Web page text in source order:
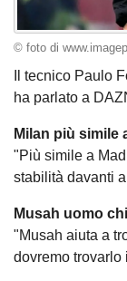
© foto di
Il tecnico Paulo
ha parlato a
Milan più simile
"Più simile a
stabilità davanti
Musah uomo
"Musah aiuta a
dovremo trovarlo